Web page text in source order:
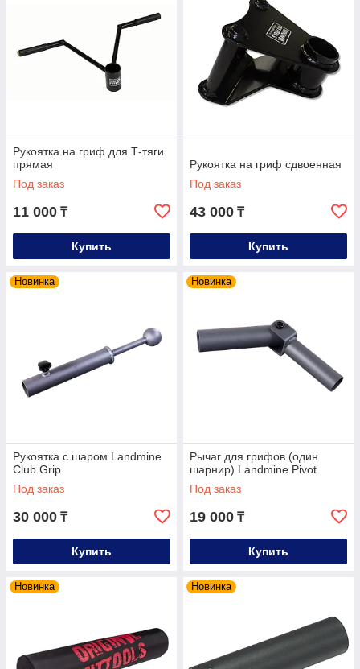
Рукоятка на гриф для Т-тяги
прямая
Под заказ
11 000 ₸
Купить
Рукоятка на гриф сдвоенная
Под заказ
43 000 ₸
Купить
Новинка
Рукоятка с шаром Landmine
Club Grip
Под заказ
30 000 ₸
Купить
Новинка
Рычаг для грифов (один
шарнир) Landmine Pivot
Под заказ
19 000 ₸
Купить
Новинка Новинка